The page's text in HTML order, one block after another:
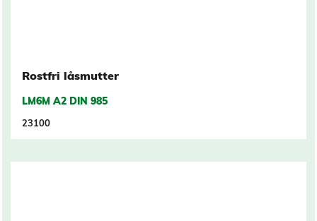
Rostfri låsmutter
LM6M A2 DIN 985
23100